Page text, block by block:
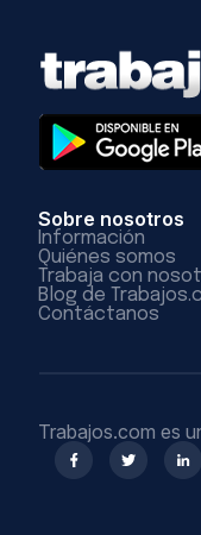
Sobre nosotros
Información
Quiénes somos
Trabaja con
Blog de
Contáctanos
Trabajos.com es